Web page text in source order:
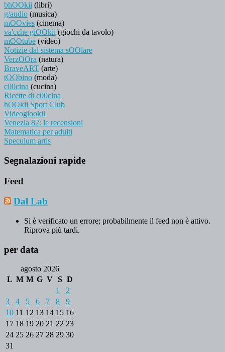
bhOOkii (libri)
g/audio (musica)
mOOvies (cinema)
va'cche giOOkii (giochi da tavolo)
mOOtube (video)
Notizie dal sistema sOOlare
VerzOOra (natura)
BraveART (arte)
tOObino (moda)
c00cina (cucina)
Ricette di c00cina
hOOkii Sport Club
Videogiookii
Venezia 82: le recensioni
Matematica per adulti
Speculum artis
Segnalazioni rapide
Feed
Dal Lab
Si è verificato un errore; probabilmente il feed non è attivo.
Riprova più tardi.
per data
agosto 2026
L M M G V S D
1
2
3
4 5 6 7 8
9
10 11 12 13 14 15 16
17 18 19 20 21 22 23
24 25 26 27 28 29 30
31